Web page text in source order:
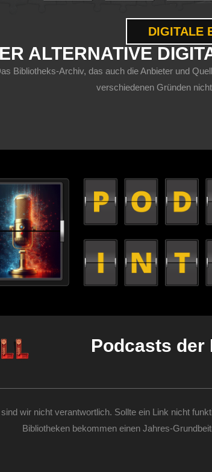
DIGITALE
ALTERNATIVE
Bibliotheks-Archiv, das auch die Anbieter und
verschiedenen Gründen
Podcasts der
wir nicht verantwortlich. Sollte ein Link nicht
Bibliotheken bekommen einen Jahres-